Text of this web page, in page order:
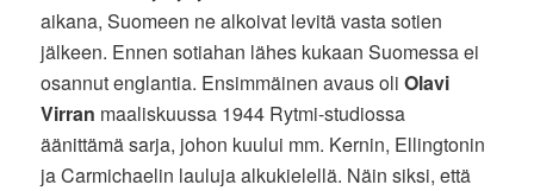
aikana, Suomeen ne alkoivat levitä vasta sotien
jälkeen. Ennen sotiahan lähes kukaan Suomessa ei
osannut englantia. Ensimmäinen avaus oliOlavi
Virran maaliskuussa 1944 Rytmi-studiossa
äänittämä sarja, johon kuului mm. Kernin, Ellingtonin
ja Carmichaelin lauluja alkukielellä. Näin siksi, että